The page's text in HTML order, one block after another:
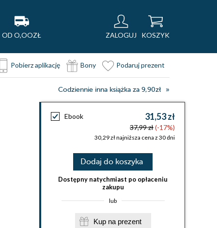
OD O,OOZŁ ZALOGUJ KOSZYK
Pobierz aplikację Bony Podaruj prezent
Codziennie inna książka za 9,90zł
Ebook 31,53 zł
37,99 zł(-17%)
30,29 zł najniższa cena z 30 dni
Dodaj do koszyka
Dostępny natychmiast po opłaceniu
zakupu
lub
Kup na prezent